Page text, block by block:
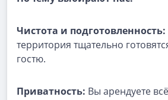
Чистота и подготовленность:
территория тщательно
гостю.
Приватность: Вы арендуете